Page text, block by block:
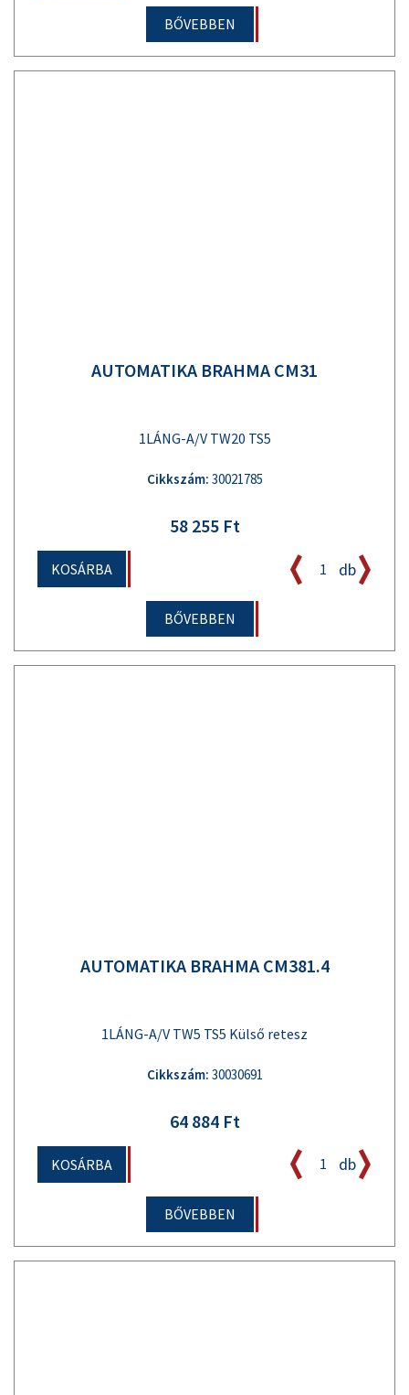
BŐVEBBEN
AUTOMATIKA BRAHMA CM31
1LÁNG-A/V TW20 TS5
Cikkszám: 30021785
58 255 Ft
KOSÁRBA db
BŐVEBBEN
AUTOMATIKA BRAHMA CM381.4
1LÁNG-A/V TW5 TS5 Külső retesz
Cikkszám: 30030691
64 884 Ft
KOSÁRBA db
BŐVEBBEN